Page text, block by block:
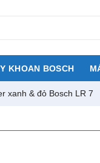
KHOAN BOSCH
xanh & đỏ Bosch LR 7